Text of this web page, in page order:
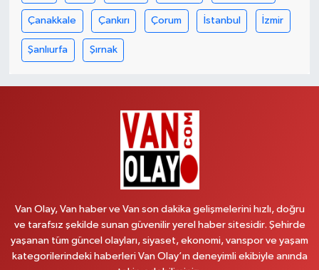
Çanakkale Çankırı Çorum İstanbul İzmir
Şanlıurfa Şırnak
Van Olay, Van haber ve Van son dakika gelişmelerini hızlı, doğru
ve tarafsız şekilde sunan güvenilir yerel haber sitesidir. Şehirde
yaşanan tüm güncel olayları, siyaset, ekonomi, vanspor ve yaşam
kategorilerindeki haberleri Van Olay’ın deneyimli ekibiyle anında